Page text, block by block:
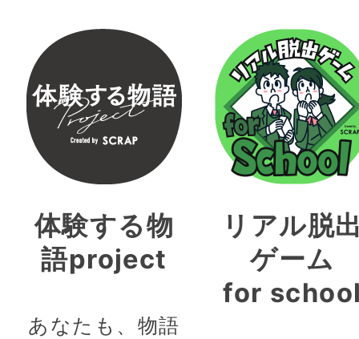
体験する物
語project
あなたも、物語
リアル脱
ゲーム
for